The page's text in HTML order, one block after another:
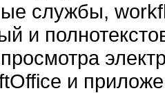
службы,
и
и